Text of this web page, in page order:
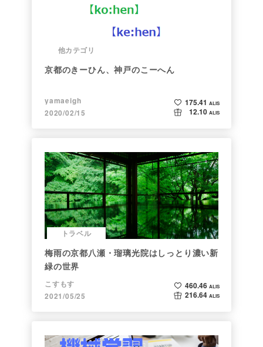
他カテゴリ
京都のきーひん、神戸のこーへん
yamaeigh
2020/02/15
175.41 ALIS
12.10 ALIS
トラベル
梅雨の京都八瀬・瑠璃光院はしっとり濃い新
緑の世界
こすもす
2021/05/25
460.46 ALIS
216.64 ALIS